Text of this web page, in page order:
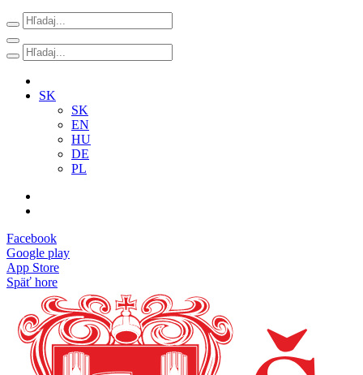
SK
SK
EN
HU
DE
PL
Facebook
Google play
App Store
Späť hore